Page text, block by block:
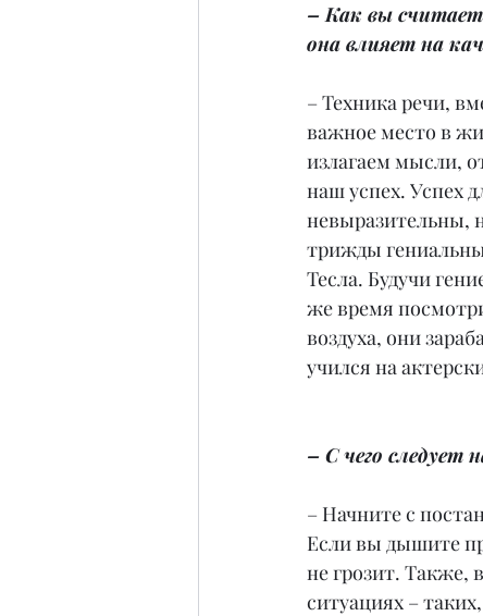
– Как вы
она влияет на
– Техника речи,
важное место в
излагаем мысли,
наш успех. Успех
невыразительны,
трижды
Тесла. Будучи
же время
воздуха, они
учился на
– С чего следует
– Начните с
Если вы дышите
не грозит. Также,
ситуациях –